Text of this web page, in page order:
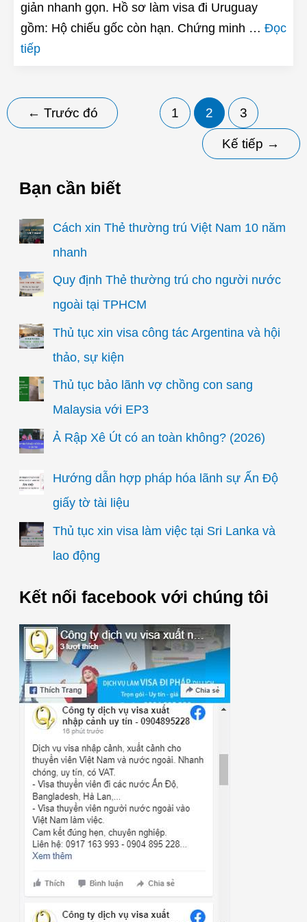
giản nhanh gọn. Hồ sơ làm visa đi Uruguay
gồm: Hộ chiếu gốc còn hạn. Chứng minh … Đọc
tiếp
Phân
trang
← Trước đó 1 2 3
Kế tiếp →
Bạn cần biết
Cách xin Thẻ thường trú Việt Nam 10 năm
nhanh
Quy định Thẻ thường trú cho người nước
ngoài tại TPHCM
Thủ tục xin visa công tác Argentina và hội
thảo, sự kiện
Thủ tục bảo lãnh vợ chồng con sang
Malaysia với EP3
Ả Rập Xê Út có an toàn không? (2026)
Hướng dẫn hợp pháp hóa lãnh sự Ấn Độ
giấy tờ tài liệu
Thủ tục xin visa làm việc tại Sri Lanka và
lao động
Kết nối facebook với chúng tôi